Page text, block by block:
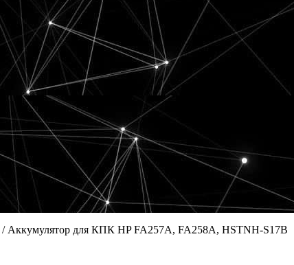
/ Аккумулятор для КПК HP FA257A, FA258A, HSTNH-S17B